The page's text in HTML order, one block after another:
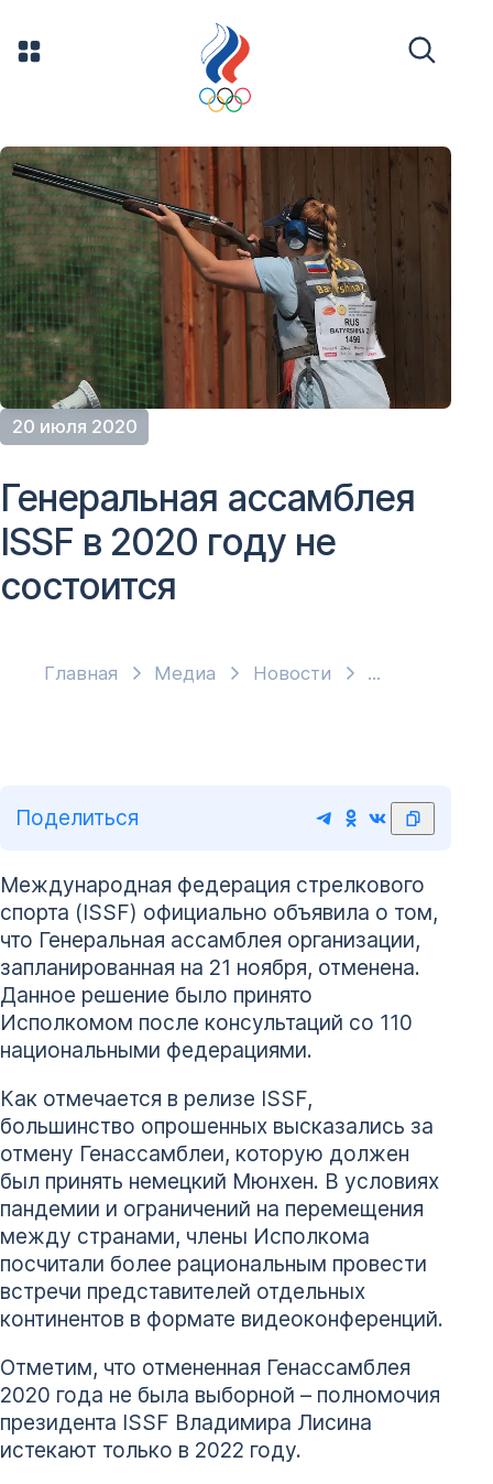
20 июля 2020
Главная Медиа Новости
Генеральная ассамблея
ISSF в 2020 году не
состоится
Поделиться
Международная федерация стрелкового
спорта (ISSF) официально объявила о том,
что Генеральная ассамблея организации,
запланированная на 21 ноября, отменена.
Данное решение было принято
Исполкомом после консультаций со 110
национальными федерациями.
Как отмечается в релизе ISSF,
большинство опрошенных высказались за
отмену Генассамблеи, которую должен
был принять немецкий Мюнхен. В условиях
пандемии и ограничений на перемещения
между странами, члены Исполкома
посчитали более рациональным провести
встречи представителей отдельных
континентов в формате видеоконференций.
Отметим, что отмененная Генассамблея
2020 года не была выборной – полномочия
президента ISSF Владимира Лисина
истекают только в 2022 году.